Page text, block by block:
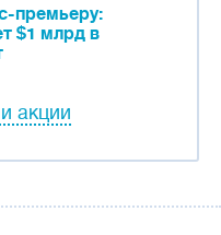
премьеру:
$1 млрд в
акции